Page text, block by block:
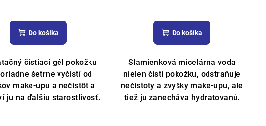
hodnotenie
produktu
je
5,0
z
hviezdičiek.
Do košíka
čistiaci gél pokožku
šetrne vyčistí od
make-upu a nečistôt a
ju na ďalšiu starostlivosť.
hodnotenie
produktu
je
5,0
z
hviezdičiek.
Do košíka
Slamienková micelárna voda
nielen čistí pokožku, odstraňuje
nečistoty a zvyšky make-upu, ale
tiež ju zanecháva hydratovanú.